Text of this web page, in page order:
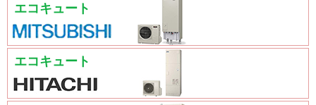
エコキュート
エコキュート